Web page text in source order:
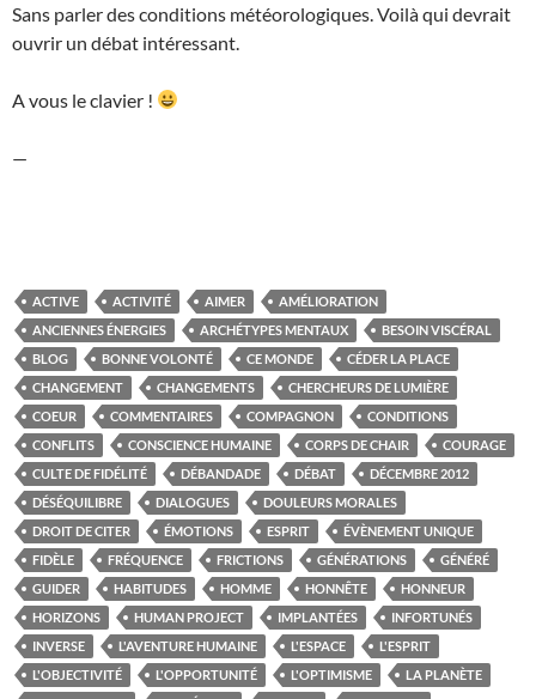
Sans parler des conditions météorologiques. Voilà qui devrait
ouvrir un débat intéressant.
A vous le clavier !
—
ACTIVE ACTIVITÉ AIMER
AMÉLIORATION
ANCIENNES ÉNERGIES
ARCHÉTYPES MENTAUX
BESOIN VISCÉRAL
BLOG
BONNE VOLONTÉ CE MONDE
CÉDER LA PLACE
CHANGEMENT
CHANGEMENTS
CHERCHEURS DE LUMIÈRE
COEUR
COMMENTAIRES COMPAGNON
CONDITIONS
CONFLITS
CONSCIENCE HUMAINE CORPS DE CHAIR
COURAGE
CULTE DE FIDÉLITÉ
DÉBANDADE DÉBAT
DÉCEMBRE 2012
DÉSÉQUILIBRE
DIALOGUES
DOULEURS MORALES
DROIT DE CITER
ÉMOTIONS ESPRIT
ÉVÈNEMENT UNIQUE
FIDÈLE
FRÉQUENCE FRICTIONS GÉNÉRATIONS
GÉNÉRÉ
GUIDER
HABITUDES HOMME HONNÊTE
HONNEUR
HORIZONS
HUMAN PROJECT IMPLANTÉES
INFORTUNÉS
INVERSE
L'AVENTURE HUMAINE L'ESPACE
L'ESPRIT
L'OBJECTIVITÉ
L'OPPORTUNITÉ L'OPTIMISME
LA PLANÈTE